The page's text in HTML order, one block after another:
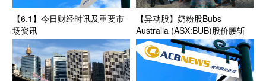
【6.1】今日财经时讯及重要市
场资讯
【异动股】奶粉股Bubs
Australia (ASX:BUB)股价腰斩
背后：FY26增长与代价再平衡
美国市场第二增长极呼之欲出